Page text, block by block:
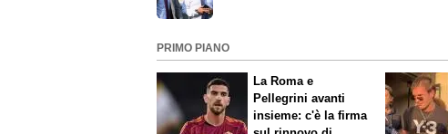
PRIMO PIANO
La Roma e
Pellegrini avanti
insieme: c'è la firma